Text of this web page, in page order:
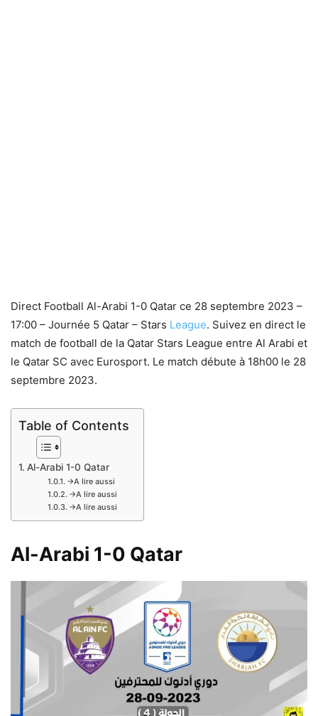
Direct Football Al-Arabi 1-0 Qatar ce 28 septembre 2023 –
17:00 – Journée 5 Qatar – Stars League. Suivez en direct le
match de football de la Qatar Stars League entre Al Arabi et
le Qatar SC avec Eurosport. Le match débute à 18h00 le 28
septembre 2023.
Table of Contents
Al-Arabi 1-0 Qatar
→A lire aussi
→A lire aussi
→A lire aussi
Al-Arabi 1-0 Qatar